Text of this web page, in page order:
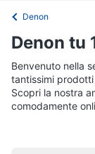
Tv
e
Home
Cinema
Denon
Denon tu
Benvenuto nella
tantissimi
Scopri la nostra
comodamente